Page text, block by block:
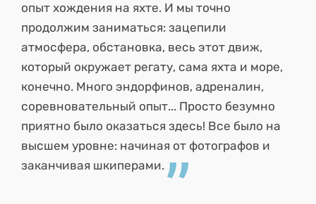
опыт хождения на яхте. И мы точно
продолжим заниматься: зацепили
атмосфера, обстановка, весь этот движ,
который окружает регату, сама яхта и море,
конечно. Много эндорфинов, адреналин,
соревновательный опыт... Просто безумно
приятно было оказаться здесь! Все было на
высшем уровне: начиная от фотографов и
заканчивая шкиперами.